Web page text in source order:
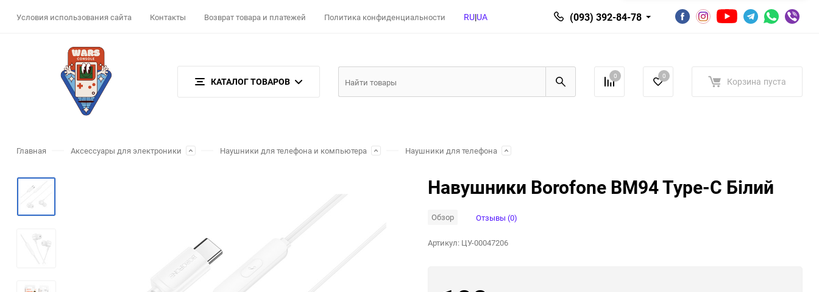
Условия использования сайта Контакты Возврат товара и платежей Политика конфиденциальности RU|UA (093) 392-84-78
КАТАЛОГ ТОВАРОВ 0 0 Корзина пуста
Главная Аксессуары для электроники Наушники для телефона и компьютера Наушники для телефона
Навушники Borofone BM94 Type-C Білий
Обзор Отзывы (0)
Артикул: ЦУ-00047206